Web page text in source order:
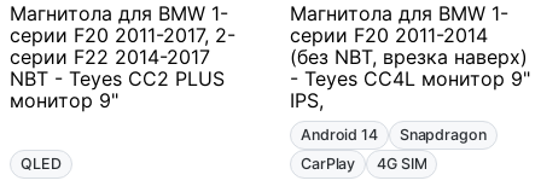
Магнитола для BMW 1-
серии F20 2011-2017, 2-
серии F22 2014-2017
NBT - Teyes CC2 PLUS
монитор 9"
QLED
Магнитола для BMW 1-
серии F20 2011-2014
(без NBT, врезка наверх)
- Teyes CC4L монитор 9"
IPS,
Android 14
Snapdragon
CarPlay
4G SIM